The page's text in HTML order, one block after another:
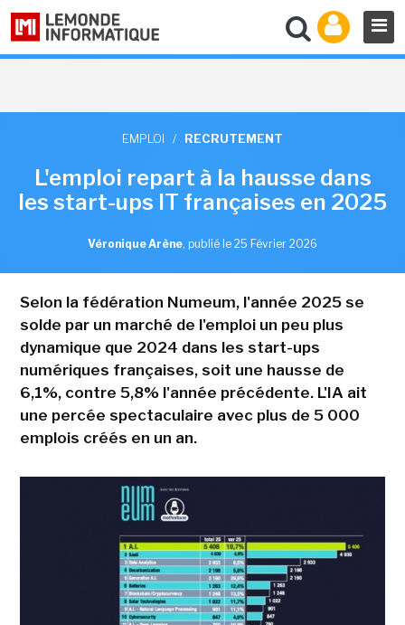
EMPLOI / RECRUTEMENT
L'emploi repart à la hausse dans
les start-ups IT françaises en 2025
Véronique Arène, publié le 25 Février 2026
Selon la fédération Numeum, l'année 2025 se
solde par un marché de l'emploi un peu plus
dynamique que 2024 dans les start-ups
numériques françaises, soit une hausse de
6,1%, contre 5,8% l'année précédente. L'IA ait
une percée spectaculaire avec plus de 5 000
emplois créés en un an.